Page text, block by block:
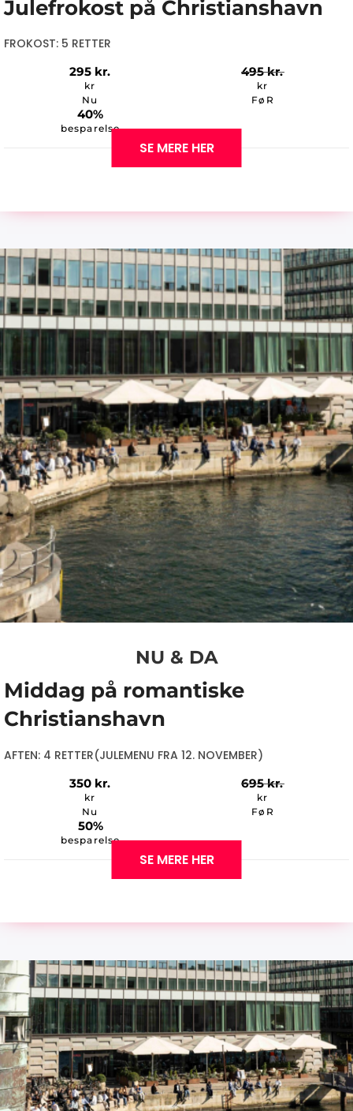
Julefrokost på Christianshavn
FROKOST: 5 RETTER
295 kr.
kr
Nu
495kr.
kr
FøR
40%
besparelse
SE MERE HER
NU & DA
Middag på romantiske
Christianshavn
AFTEN: 4 RETTER(JULEMENU FRA 12. NOVEMBER)
350 kr.
kr
Nu
695kr.
kr
FøR
50%
besparelse
SE MERE HER